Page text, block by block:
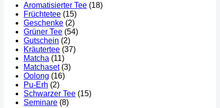
Aromatisierter Tee (18)
Früchtetee (15)
Geschenke (2)
Grüner Tee (54)
Gutschein (2)
Kräutertee (37)
Matcha (11)
Matchaset (3)
Oolong (16)
Pu-Erh (2)
Schwarzer Tee (15)
Seminare (8)